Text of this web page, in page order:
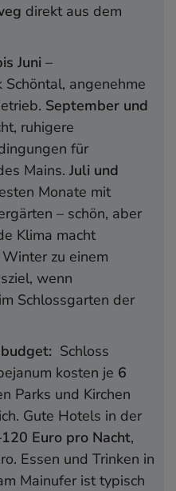
direkt aus dem
Juni –
angenehme
September und
ruhigere
für
Mains. Juli und
Monate mit
– schön, aber
Klima macht
zu einem
wenn
Schlossgarten der
Schloss
kosten je 6
Parks und Kirchen
Gute Hotels in der
Euro pro Nacht,
Essen und Trinken in
Mainufer ist typisch